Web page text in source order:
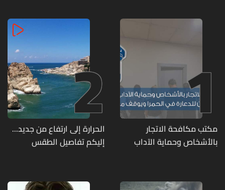
1
مكتب مكافحة الاتجار
بالأشخاص وحماية الآداب
متورطين
2
الحرارة إلى ارتفاع من جديد...
إليكم تفاصيل الطقس